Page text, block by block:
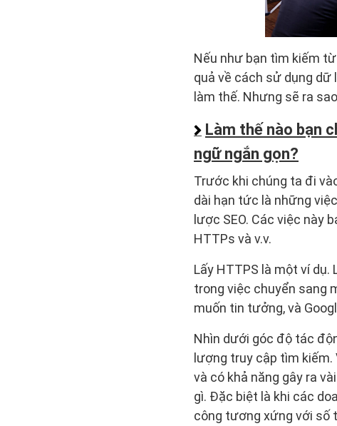
Nếu như bạn tìm kiếm từ
quả về cách sử dụng dữ
làm thế. Nhưng sẽ ra
Làm thế nào bạn
ngữ ngắn gọn?
Trước khi chúng ta đi
dài hạn tức là những việc
lược SEO. Các việc này
HTTPs và v.v.
Lấy HTTPS là một ví
trong việc chuyển sang
muốn tin tưởng, và
Nhìn dưới góc độ tác
lượng truy cập tìm kiếm.
và có khả năng gây ra
gì. Đặc biệt là khi các
công tương xứng với số